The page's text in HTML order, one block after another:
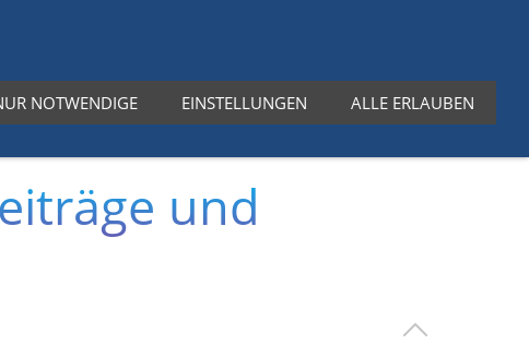
Ratgeber Über uns Kontakt
und
NOTWENDIGE EINSTELLUNGEN ALLE ERLAUBEN